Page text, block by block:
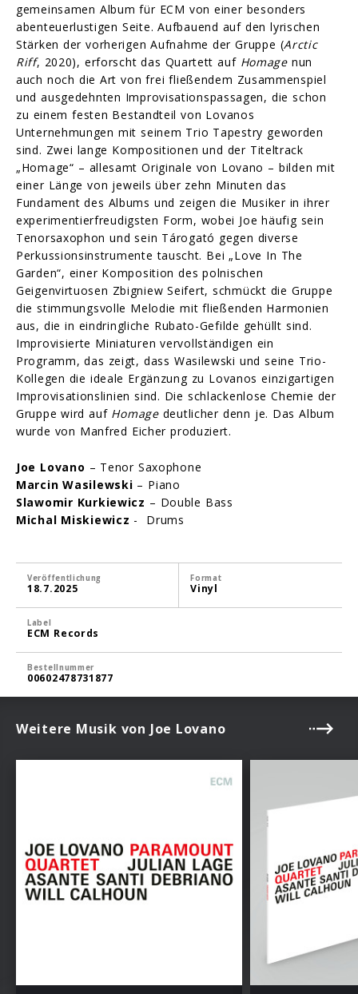
gemeinsamen Album für ECM von einer besonders
abenteuerlustigen Seite. Aufbauend auf den lyrischen
Stärken der vorherigen Aufnahme der Gruppe (Arctic
Riff, 2020), erforscht das Quartett auf Homagenun
auch noch die Art von frei fließendem Zusammenspiel
und ausgedehnten Improvisationspassagen, die schon
zu einem festen Bestandteil von Lovanos
Unternehmungen mit seinem Trio Tapestry geworden
sind. Zwei lange Kompositionen und der Titeltrack
„Homage“ – allesamt Originale von Lovano – bilden mit
einer Länge von jeweils über zehn Minuten das
Fundament des Albums und zeigen die Musiker in ihrer
experimentierfreudigsten Form, wobei Joe häufig sein
Tenorsaxophon und sein Tárogató gegen diverse
Perkussionsinstrumente tauscht. Bei „Love In The
Garden“, einer Komposition des polnischen
Geigenvirtuosen Zbigniew Seifert, schmückt die Gruppe
die stimmungsvolle Melodie mit fließenden Harmonien
aus, die in eindringliche Rubato-Gefilde gehüllt sind.
Improvisierte Miniaturen vervollständigen ein
Programm, das zeigt, dass Wasilewski und seine Trio-
Kollegen die ideale Ergänzung zu Lovanos einzigartigen
Improvisationslinien sind. Die schlackenlose Chemie der
Gruppe wird auf Homagedeutlicher denn je. Das Album
wurde von Manfred Eicher produziert.
Joe Lovano – Tenor Saxophone
Marcin Wasilewski – Piano
Slawomir Kurkiewicz – Double Bass
Michal Miskiewicz - Drums
Veröffentlichung
18.7.2025
Format
Vinyl
Label
ECM Records
Bestellnummer
00602478731877
Weitere Musik von Joe Lovano